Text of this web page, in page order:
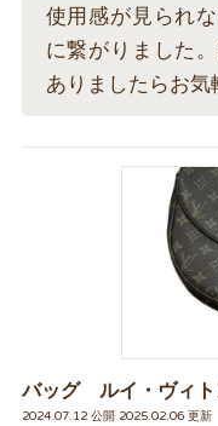
使用感が見られ
に繋がりました
ありましたらお気
バッグ ルイ・ヴィト
2024.07.12 公開 2025.02.06 更新